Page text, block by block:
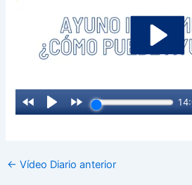
← Vídeo Diario anterior